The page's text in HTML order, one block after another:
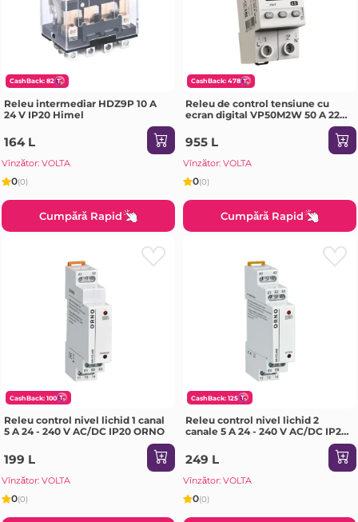
CashBack: 82
Releu intermediar HDZ9P 10 A
24 V IP20 Himel
164 L
Vînzător: VOLTA
0(0)
Cumpără Rapid
CashBack: 478
Releu de control tensiune cu
ecran digital VP50M2W 50 A 220
955 L
Vînzător: VOLTA
0(0)
Cumpără Rapid
CashBack: 100
Releu control nivel lichid 1 canal
5 A 24 - 240 V AC/DC IP20 ORNO
199 L
Vînzător: VOLTA
0(0)
CashBack: 125
Releu control nivel lichid 2
canale 5 A 24 - 240 V AC/DC IP20
249 L
Vînzător: VOLTA
0(0)